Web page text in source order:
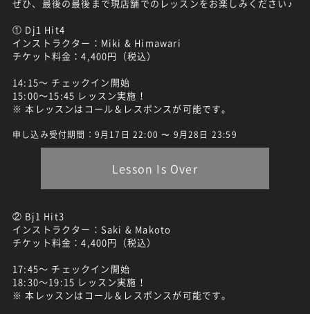
ぜひ、最後の最後まで現店舗でのレッスンをお楽しみください♪
① Dj1 Hit4
インストラクター：Miki & Himawari
チケット料金：4,400円（税込）
14:15～ チェックイン開始
15:00～15:45 レッスン実施！
※ 本レッスンはコール＆レスポンスが可能です。
申し込み受付期間：9月17日 22:00 〜 9月28日 23:59
Lesson Is Over
② Bj1 Hit3
インストラクター：Saki & Makoto
チケット料金：4,400円（税込）
17:45～ チェックイン開始
18:30～19:15 レッスン実施！
※ 本レッスンはコール＆レスポンスが可能です。